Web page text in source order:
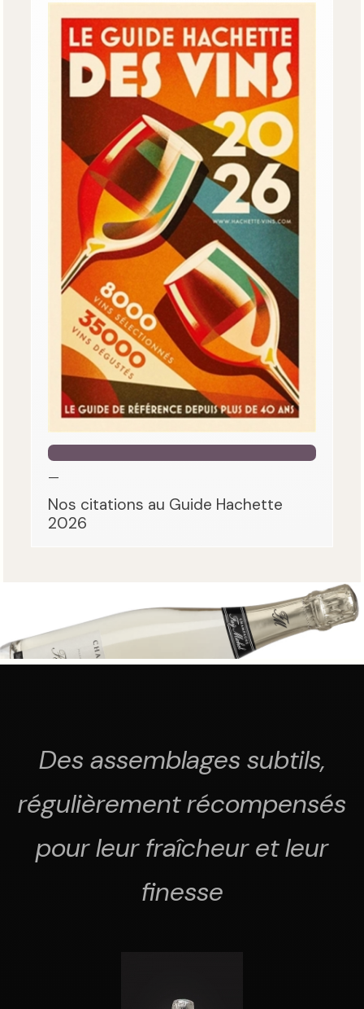
—
Nos citations au Guide Hachette
2026
Des assemblages subtils,
régulièrement récompensés
pour leur fraîcheur et leur
finesse